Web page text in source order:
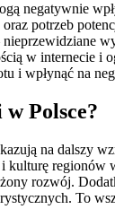
negatywnie
potrzeb
w internecie i
i wpłynąć na
Polsce?
na dalszy
regionów
rozwój.
To